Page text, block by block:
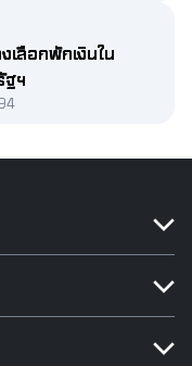
เลือกพักเงินใน
ฯ